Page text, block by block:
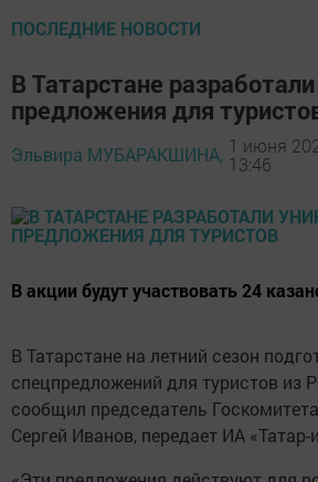
ПОСЛЕДНИЕ НОВОСТИ
В Татарстане
предложения для
Эльвира МУБАРАКШИНА, 1 июня
13:46
В акции будут участвовать 24
В Татарстане на летний сезон
спецпредложений для туристов из
сообщил председатель
Сергей Иванов, передает ИА